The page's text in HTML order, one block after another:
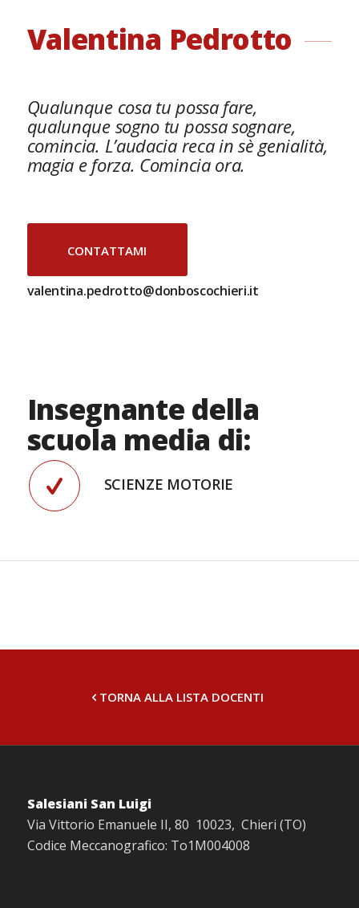
Valentina Pedrotto
Qualunque cosa tu possa fare,
qualunque sogno tu possa sognare,
comincia. L’audacia reca in sè genialità,
magia e forza. Comincia ora.
CONTATTAMI
valentina.pedrotto@donboscochieri.it
Insegnante della
scuola media di:
SCIENZE MOTORIE
TORNA ALLA LISTA DOCENTI
Salesiani San Luigi
Via Vittorio Emanuele II, 80 10023, Chieri (TO)
Codice Meccanografico: To1M004008